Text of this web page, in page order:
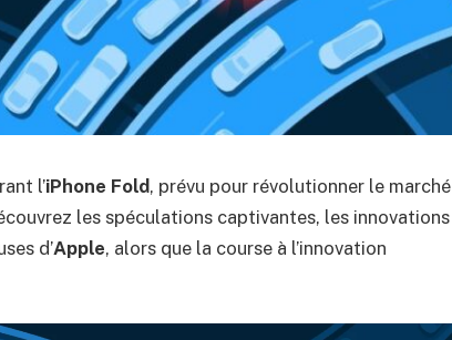
l’iPhone Fold, prévu pour révolutionner le marché
les spéculations captivantes, les innovations
d’Apple, alors que la course à l’innovation